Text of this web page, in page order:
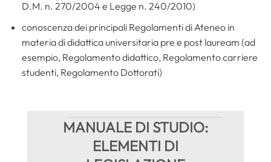
D.M. n. 270/2004 e Legge n. 240/2010)
conoscenza dei principali Regolamenti di Ateneo in
materia di didattica universitaria pre e post lauream (ad
esempio, Regolamento didattico, Regolamento carriere
studenti, Regolamento Dottorati)
MANUALE DI STUDIO:
ELEMENTI DI